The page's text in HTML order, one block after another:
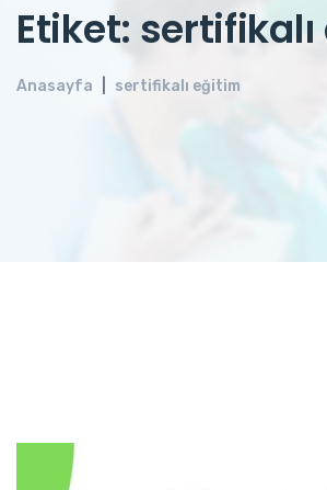
Etiket:
Anasayfa sertifikalı eğitim